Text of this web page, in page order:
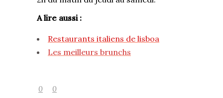
A lire aussi :
Restaurants italiens de lisboa
Les meilleurs brunchs
0 0